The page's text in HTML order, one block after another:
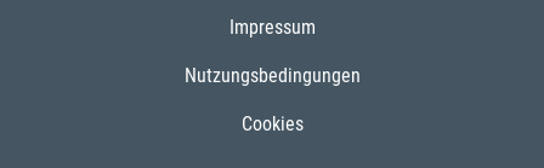
Impressum
Nutzungsbedingungen
Cookies